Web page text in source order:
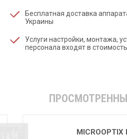
Бесплатная доставка
Украины
Услуги настройки, монтажа,
персонала входят в стоимость
MICROOPTIX